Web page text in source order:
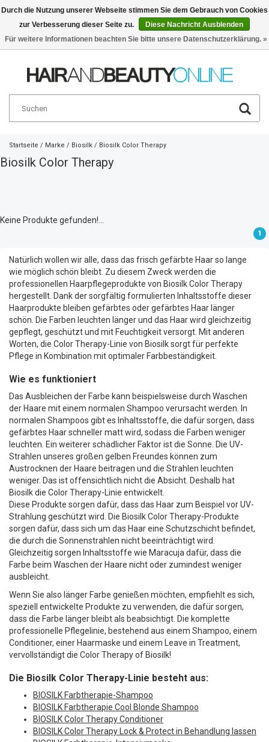
Deutsch €
Startseite / Marke / Biosilk / Biosilk Color Therapy
Biosilk Color Therapy
Keine Produkte gefunden!...
1
Natürlich wollen wir alle, dass das frisch gefärbte Haar so lange
wie möglich schön bleibt. Zu diesem Zweck werden die
professionellen Haarpflegeprodukte von Biosilk Color Therapy
hergestellt. Dank der sorgfältig formulierten Inhaltsstoffe dieser
Haarprodukte bleiben gefärbtes oder gefärbtes Haar länger
schön. Die Farben leuchten länger und das Haar wird gleichzeitig
gepflegt, geschützt und mit Feuchtigkeit versorgt. Mit anderen
Worten, die Color Therapy-Linie von Biosilk sorgt für perfekte
Pflege in Kombination mit optimaler Farbbeständigkeit.
Wie es funktioniert
Das Ausbleichen der Farbe kann beispielsweise durch Waschen
der Haare mit einem normalen Shampoo verursacht werden. In
normalen Shampoos gibt es Inhaltsstoffe, die dafür sorgen, dass
gefärbtes Haar schneller matt wird, sodass die Farben weniger
leuchten. Ein weiterer schädlicher Faktor ist die Sonne. Die UV-
Strahlen unseres großen gelben Freundes können zum
Austrocknen der Haare beitragen und die Strahlen leuchten
weniger. Das ist offensichtlich nicht die Absicht. Deshalb hat
Biosilk die Color Therapy-Linie entwickelt.
Diese Produkte sorgen dafür, dass das Haar zum Beispiel vor UV-
Strahlung geschützt wird. Die Biosilk Color Therapy-Produkte
sorgen dafür, dass sich um das Haar eine Schutzschicht befindet,
die durch die Sonnenstrahlen nicht beeinträchtigt wird.
Gleichzeitig sorgen Inhaltsstoffe wie Maracuja dafür, dass die
Farbe beim Waschen der Haare nicht oder zumindest weniger
ausbleicht.
Wenn Sie also länger Farbe genießen möchten, empfiehlt es sich,
speziell entwickelte Produkte zu verwenden, die dafür sorgen,
dass die Farbe länger bleibt als beabsichtigt. Die komplette
professionelle Pflegelinie, bestehend aus einem Shampoo, einem
Conditioner, einer Haarmaske und einem Leave in Treatment,
vervollständigt die Color Therapy of Biosilk!
Die Biosilk Color Therapy-Linie besteht aus:
BIOSILK Farbtherapie-Shampoo
BIOSILK Farbtherapie Cool Blonde Shampoo
BIOSILK Color Therapy Conditioner
BIOSILK Color Therapy Lock & Protect in Behandlung lassen
Durch die Nutzung unserer Webseite stimmen Sie dem Gebrauch von Cookies
zur Verbesserung dieser Seite zu.
Diese Nachricht Ausblenden
Für weitere Informationen beachten Sie bitte unsere Datenschutzerklärung. »